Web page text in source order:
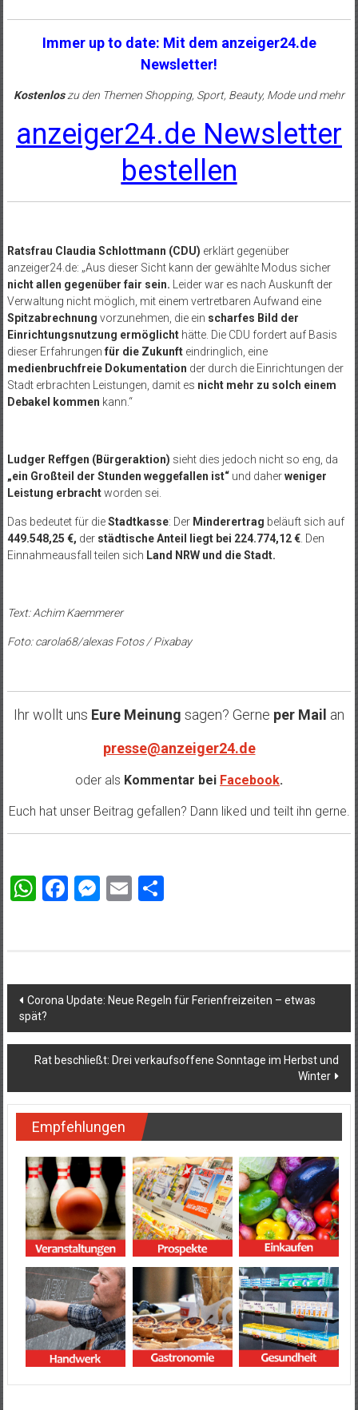
Immer up to date: Mit dem anzeiger24.de
Newsletter!
Kostenloszu den Themen Shopping, Sport, Beauty, Mode und mehr
anzeiger24.de Newsletter
bestellen
Ratsfrau Claudia Schlottmann (CDU) erklärt gegenüber
anzeiger24.de: „Aus dieser Sicht kann der gewählte Modus sicher
nicht allen gegenüber fair sein. Leider war es nach Auskunft der
Verwaltung nicht möglich, mit einem vertretbaren Aufwand eine
Spitzabrechnung vorzunehmen, die ein scharfes Bild der
Einrichtungsnutzung ermöglichthätte. Die CDU fordert auf Basis
dieser Erfahrungen für die Zukunfteindringlich, eine
medienbruchfreie Dokumentation der durch die Einrichtungen der
Stadt erbrachten Leistungen, damit es nicht mehr zu solch einem
Debakel kommen kann.“
Ludger Reffgen (Bürgeraktion) sieht dies jedoch nicht so eng, da
„ein Großteil der Stunden weggefallen ist“und daherweniger
Leistung erbrachtworden sei.
Das bedeutet für dieStadtkasse: Der Minderertrag beläuft sich auf
449.548,25 €, der städtische Anteil liegt bei 224.774,12 €. Den
Einnahmeausfall teilen sich Land NRW und die Stadt.
Text: Achim Kaemmerer
Foto: carola68/alexas Fotos / Pixabay
Ihr wollt uns Eure Meinung sagen? Gerne per Mail an
presse@anzeiger24.de
oder als Kommentar bei Facebook.
Euch hat unser Beitrag gefallen? Dann liked und teilt ihn gerne.
WhatsApp
Facebook
Messenger
Email
Beitragsnavigation
Corona Update: Neue Regeln für Ferienfreizeiten – etwas
spät?
Rat beschließt: Drei verkaufsoffene Sonntage im Herbst und
Winter
Empfehlungen